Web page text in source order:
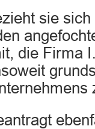
sie
die Firma